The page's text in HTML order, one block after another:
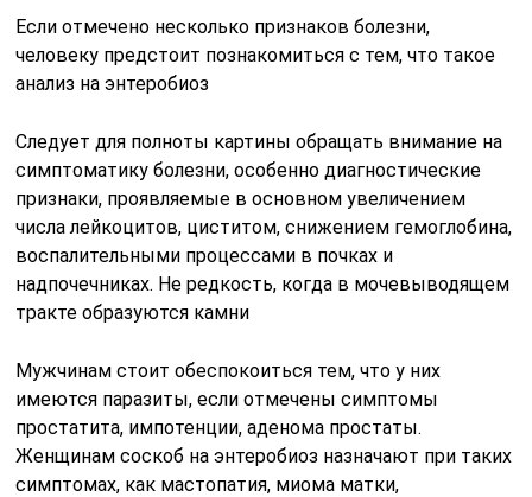
Если отмечено несколько признаков болезни,
человеку предстоит познакомиться с тем, что такое
анализ на энтеробиоз
Следует для полноты картины обращать внимание на
симптоматику болезни, особенно диагностические
признаки, проявляемые в основном увеличением
числа лейкоцитов, циститом, снижением гемоглобина,
воспалительными процессами в почках и
надпочечниках. Не редкость, когда в мочевыводящем
тракте образуются камни
Мужчинам стоит обеспокоиться тем, что у них
имеются паразиты, если отмечены симптомы
простатита, импотенции, аденома простаты.
Женщинам соскоб на энтеробиоз назначают при таких
симптомах, как мастопатия, миома матки,